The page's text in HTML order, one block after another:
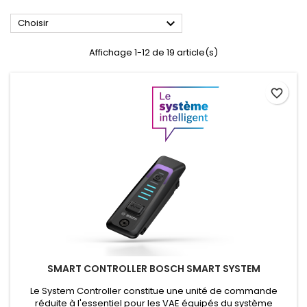
Choisir 
Affichage 1-12 de 19 article(s)
SMART CONTROLLER BOSCH SMART SYSTEM
Le System Controller constitue une unité de commande
réduite à l'essentiel pour les VAE équipés du système
favorite_border